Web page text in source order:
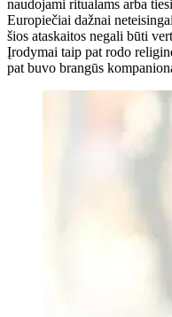
naudojami ritualams arba
Europiečiai dažnai
šios ataskaitos negali būti
Įrodymai taip pat rodo
pat buvo brangūs